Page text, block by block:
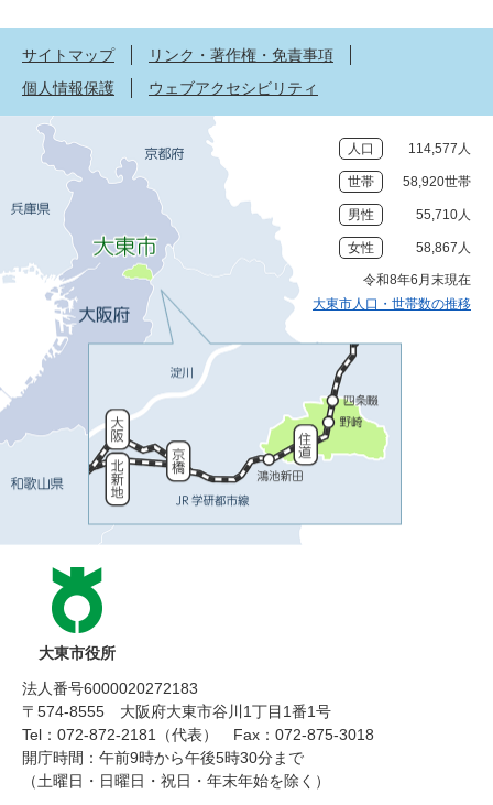
サイトマップ
リンク・著作権・免責事項
個人情報保護
ウェブアクセシビリティ
人口 114,577人
世帯 58,920世帯
男性 55,710人
女性 58,867人
令和8年6月末現在
大東市人口・世帯数の推移
大東市役所
法人番号6000020272183
〒574-8555 大阪府大東市谷川1丁目1番1号
Tel：072-872-2181（代表）
Fax：072-875-3018
開庁時間：午前9時から午後5時30分まで
（土曜日・日曜日・祝日・年末年始を除く）